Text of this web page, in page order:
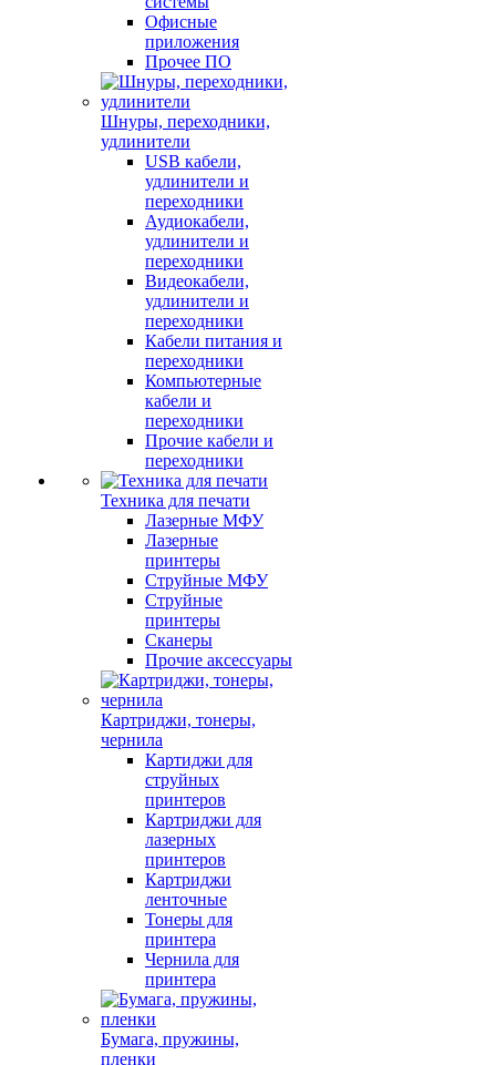
Офисные
приложения
Прочее ПО
Шнуры, переходники,
удлинители
USB кабели,
удлинители и
переходники
Аудиокабели,
удлинители и
переходники
Видеокабели,
удлинители и
переходники
Кабели питания и
переходники
Компьютерные
кабели и
переходники
Прочие кабели и
переходники
Техника для печати
Лазерные МФУ
Лазерные
принтеры
Струйные МФУ
Струйные
принтеры
Сканеры
Прочие аксессуары
Картриджи, тонеры,
чернила
Картиджи для
струйных
принтеров
Картриджи для
лазерных
принтеров
Картриджи
ленточные
Тонеры для
принтера
Чернила для
принтера
Бумага, пружины,
пленки